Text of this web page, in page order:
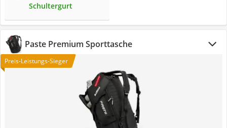
Schultergurt
Paste Premium Sporttasche
Preis-Leistungs-Sieger